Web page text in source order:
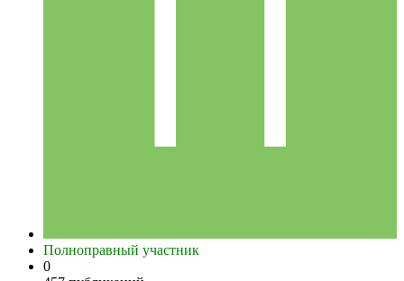
Полноправный участник
0